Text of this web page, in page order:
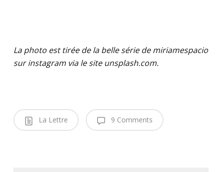
La photo est tirée de la belle série de miriamespacio
sur instagram via le site unsplash.com.
La Lettre 9 Comments